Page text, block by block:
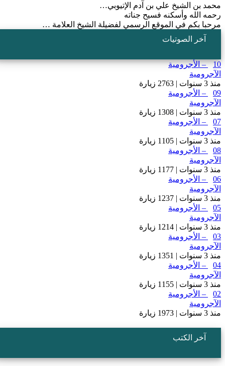
محمد بن الشيخ علي بن آدم الإتيوبي…
رحمه الله وأسكنه فسيح جناته
مرحبا بكم في الموقع الرسمي لفضيلة الشيخ العلامة …
آخر الصوتيات
10 – الأجرومية
الآجرومية
منذ 3 سنوات | 2763 زيارة
09 – الأجرومية
الآجرومية
منذ 3 سنوات | 1308 زيارة
07 – الأجرومية
الآجرومية
منذ 3 سنوات | 1105 زيارة
08 – الأجرومية
الآجرومية
منذ 3 سنوات | 1177 زيارة
06 – الأجرومية
الآجرومية
منذ 3 سنوات | 1237 زيارة
05 – الأجرومية
الآجرومية
منذ 3 سنوات | 1214 زيارة
03 – الأجرومية
الآجرومية
منذ 3 سنوات | 1351 زيارة
04 – الأجرومية
الآجرومية
منذ 3 سنوات | 1155 زيارة
02 – الأجرومية
الآجرومية
منذ 3 سنوات | 1973 زيارة
آخر الكتب